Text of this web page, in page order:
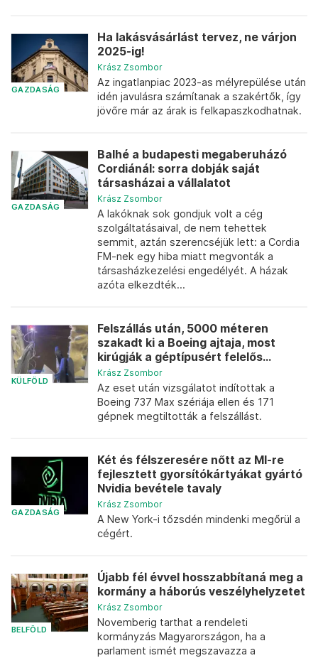
GAZDASÁG
Ha lakásvásárlást tervez, ne várjon
2025-ig!
Krász Zsombor
Az ingatlanpiac 2023-as mélyrepülése után
idén javulásra számítanak a szakértők, így
jövőre már az árak is felkapaszkodhatnak.
GAZDASÁG
Balhé a budapesti megaberuházó
Cordiánál: sorra dobják saját
társasházai a vállalatot
Krász Zsombor
A lakóknak sok gondjuk volt a cég
szolgáltatásaival, de nem tehettek
semmit, aztán szerencséjük lett: a Cordia
FM-nek egy hiba miatt megvonták a
társasházkezelési engedélyét. A házak
azóta elkezdték...
KÜLFÖLD
Felszállás után, 5000 méteren
szakadt ki a Boeing ajtaja, most
kirúgják a géptípusért felelős...
Krász Zsombor
Az eset után vizsgálatot indítottak a
Boeing 737 Max szériája ellen és 171
gépnek megtiltották a felszállást.
GAZDASÁG
Két és félszeresére nőtt az MI-re
fejlesztett gyorsítókártyákat gyártó
Nvidia bevétele tavaly
Krász Zsombor
A New York-i tőzsdén mindenki megőrül a
cégért.
BELFÖLD
Újabb fél évvel hosszabbítaná meg a
kormány a háborús veszélyhelyzetet
Krász Zsombor
Novemberig tarthat a rendeleti
kormányzás Magyarországon, ha a
parlament ismét megszavazza a